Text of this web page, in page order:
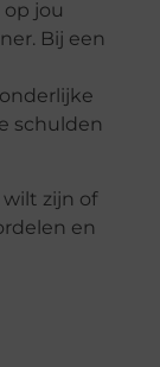
jou
Bij een
schulden
zijn of
en